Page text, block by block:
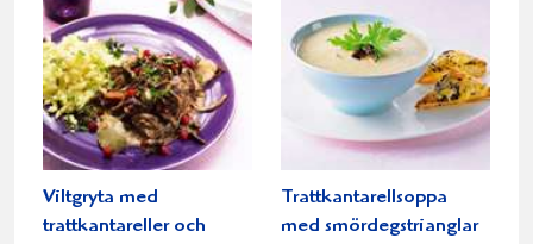
Viltgryta med
trattkantareller och
Trattkantarellsoppa
med smördegstrianglar